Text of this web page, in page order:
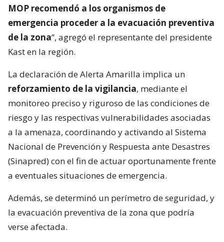
MOP recomendó a los organismos de
emergencia proceder a la evacuación preventiva
de la zona”, agregó el representante del presidente
Kast en la región.
La declaración de Alerta Amarilla implica un
reforzamiento de la vigilancia, mediante el
monitoreo preciso y riguroso de las condiciones de
riesgo y las respectivas vulnerabilidades asociadas
a la amenaza, coordinando y activando al Sistema
Nacional de Prevención y Respuesta ante Desastres
(Sinapred) con el fin de actuar oportunamente frente
a eventuales situaciones de emergencia.
Además, se determinó un perímetro de seguridad, y
la evacuación preventiva de la zona que podría
verse afectada.